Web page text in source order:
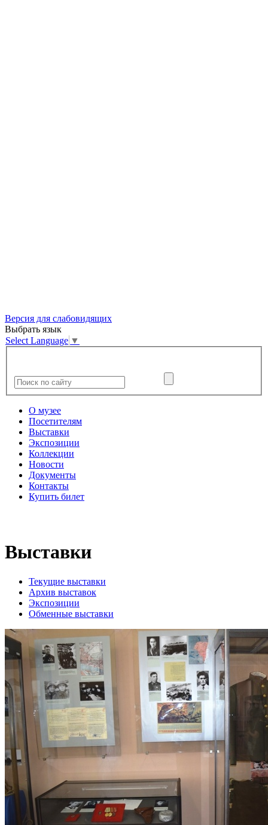
Версия для слабовидящих
Выбрать язык
Select Language ▼
О музее
Посетителям
Выставки
Экспозиции
Коллекции
Новости
Документы
Контакты
Купить билет
Выставки
Текущие выставки
Архив выставок
Экспозиции
Обменные выставки